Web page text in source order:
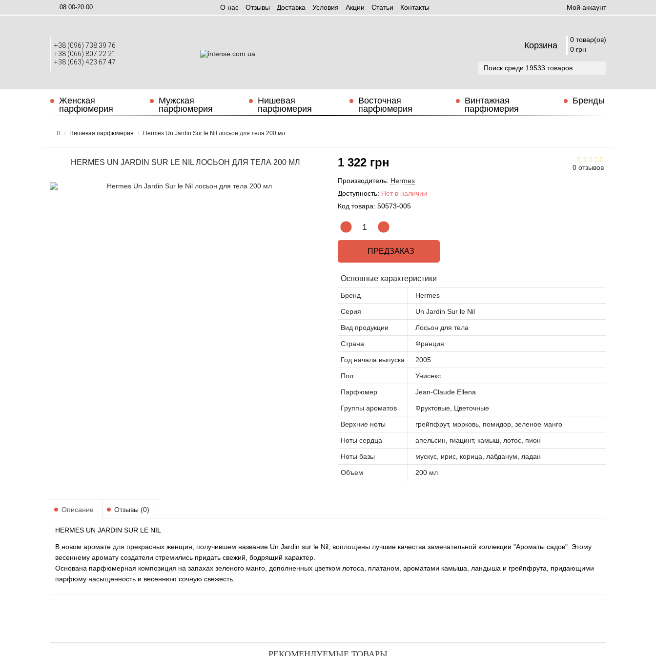
08:00-20:00 О нас Отзывы Доставка Условия Aкции Статьи Контакты Мой аккаунт
+38 (096) 738 39 76
+38 (066) 807 22 21
+38 (063) 423 67 47
Корзина
0 товар(ов)
0 грн
Женская
парфюмерия
Мужская
парфюмерия
Нишевая
парфюмерия
Восточная
парфюмерия
Винтажная
парфюмерия
Бренды
Нишевая парфюмерия Hermes Un Jardin Sur le Nil лосьон для тела 200 мл
HERMES UN JARDIN SUR LE NIL ЛОСЬОН ДЛЯ ТЕЛА 200 МЛ
0 отзывов
1 322 грн
Производитель: Hermes
Доступность: Нет в наличии
Код товара: 50573-005
ПРЕДЗАКАЗ
Основные характеристики
Бренд Hermes
Серия Un Jardin Sur le Nil
Вид продукции Лосьон для тела
Страна Франция
Год начала выпуска 2005
Пол Унисекс
Парфюмер Jean-Claude Ellena
Группы ароматов Фруктовые, Цветочные
Верхние ноты грейпфрут, морковь, помидор, зеленое манго
Ноты сердца апельсин, гиацинт, камыш, лотос, пион
Ноты базы мускус, ирис, корица, лабданум, ладан
Объем 200 мл
Описание Отзывы (0)
HERMES UN JARDIN SUR LE NIL
В новом аромате для прекрасных женщин, получившем название Un Jardin sur le Nil, воплощены лучшие качества замечательной коллекции "Ароматы садов". Этому
весеннему аромату создатели стремились придать свежий, бодрящий характер.
Основана парфюмерная композиция на запахах зеленого манго, дополненных цветком лотоса, платаном, ароматами камыша, ландыша и грейпфрута, придающими
парфюму насыщенность и весеннюю сочную свежесть.
РЕКОМЕНДУЕМЫЕ ТОВАРЫ